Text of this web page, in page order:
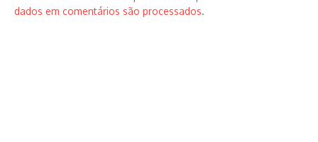
dados em comentários são processados.